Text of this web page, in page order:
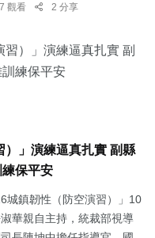
觀看 2 分享
）」演練逼真扎實 副縣
保平安
城鎮韌性（防空演習）」10
華親自主持，統裁部視導